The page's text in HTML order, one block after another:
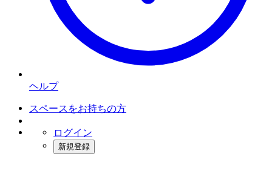
ヘルプ
スペースをお持ちの方
ログイン
新規登録